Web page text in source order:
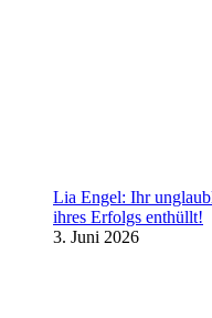
Lia Engel: Ihr
ihres Erfolgs enthüllt!
3. Juni 2026